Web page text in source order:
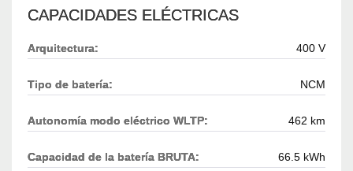
CAPACIDADES ELÉCTRICAS
Arquitectura: 400 V
Tipo de batería: NCM
Autonomía modo eléctrico WLTP: 462 km
Capacidad de la batería BRUTA: 66.5 kWh